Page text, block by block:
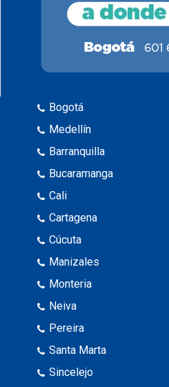
Bogotá
Medellín
Barranquilla
Bucaramanga
Cali
Cartagena
Cúcuta
Manizales
Monteria
Neiva
Pereira
Santa Marta
Sincelejo